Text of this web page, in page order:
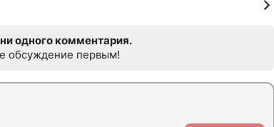
одного комментария.
обсуждение первым!